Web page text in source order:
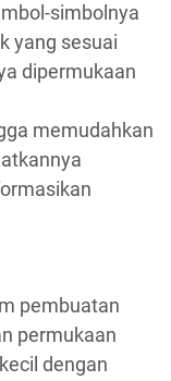
simbolnya
yang sesuai
dipermukaan
memudahkan
pembuatan
permukaan
dengan